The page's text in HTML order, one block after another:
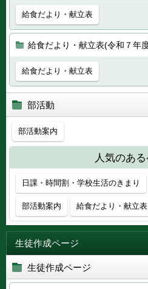
給食だより・献立表
給食だより・献立表(令和７年
給食だより・献立表
部活動
部活動案内
人気のあ
日課・時間割・学校生活のきまり
部活動案内 給食だより・献立表
生徒作成ページ
生徒作成ページ